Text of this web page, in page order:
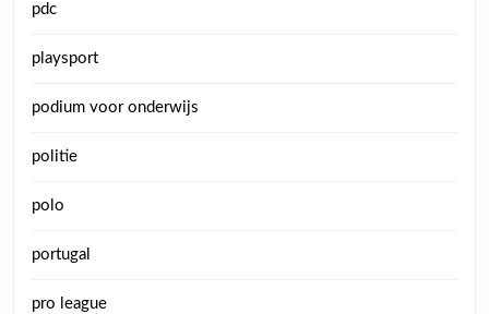
pdc
playsport
podium voor onderwijs
politie
polo
portugal
pro league